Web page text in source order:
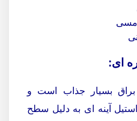
مسی
ای:
براق بسیار جذاب است و
آینه ای به دلیل سطح